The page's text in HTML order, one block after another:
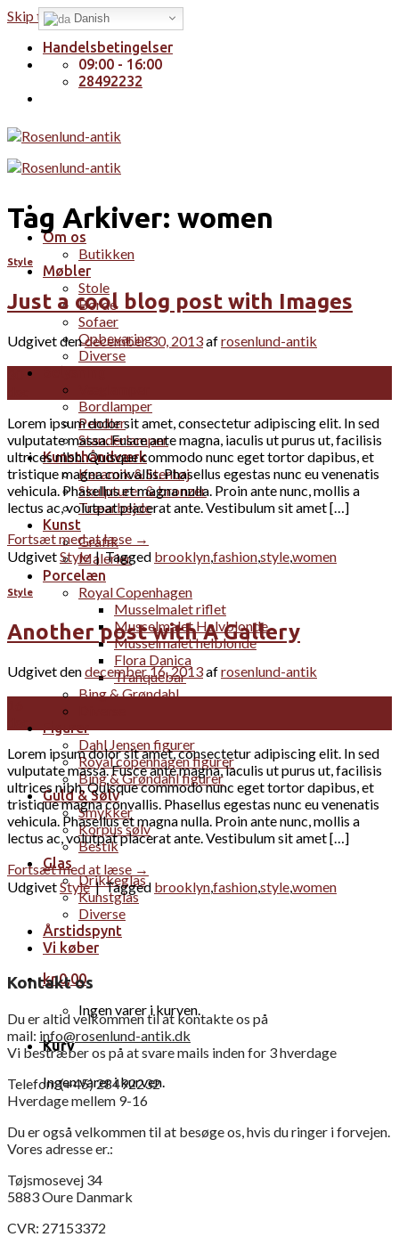
Skip to content
Handelsbetingelser
09:00 - 16:00
28492232
Om os
Butikken
Møbler
Stole
Borde
Sofaer
Opbevaring
Diverse
Bordlamper
Pendler
Standerlamper
Kunsthåndværk
Keramik & Stentøj
Skulpturer & bronzer
Træarbejde
Kunst
Grafik
Malerier
Porcelæn
Royal Copenhagen
Musselmalet riflet
Musselmalet Halvblonde
Musselmalet helblonde
Flora Danica
Tranquebar
Bing & Grøndahl
Figurer
Dahl Jensen figurer
Royal copenhagen figurer
Bing & Grøndahl figurer
Guld & Sølv
Smykker
Korpus sølv
Bestik
Glas
Drikkeglas
Kunstglas
Diverse
Årstidspynt
Vi køber
kr.0,00
Ingen varer i kurven.
Kurv
Ingen varer i kurven.
Tag Arkiver: women
Style
Just a cool blog post with Images
Udgivet dendecember 30, 2013afrosenlund-antik
Lorem ipsum dolor sit amet, consectetur adipiscing elit. In sed
vulputate massa. Fusce ante magna, iaculis ut purus ut, facilisis
ultrices nibh. Quisque commodo nunc eget tortor dapibus, et
tristique magna convallis. Phasellus egestas nunc eu venenatis
vehicula. Phasellus et magna nulla. Proin ante nunc, mollis a
lectus ac, volutpat placerat ante. Vestibulum sit amet […]
Fortsæt med at læse →
UdgivetStyle |Tagged brooklyn,fashion,style,women
Style
Another post with A Gallery
Udgivet dendecember 16, 2013afrosenlund-antik
Lorem ipsum dolor sit amet, consectetur adipiscing elit. In sed
vulputate massa. Fusce ante magna, iaculis ut purus ut, facilisis
ultrices nibh. Quisque commodo nunc eget tortor dapibus, et
tristique magna convallis. Phasellus egestas nunc eu venenatis
vehicula. Phasellus et magna nulla. Proin ante nunc, mollis a
lectus ac, volutpat placerat ante. Vestibulum sit amet […]
Fortsæt med at læse →
UdgivetStyle|Tagged brooklyn,fashion,style,women
Kontakt os
Du er altid velkommen til at kontakte os på
mail: info@rosenlund-antik.dk
Vi bestræber os på at svare mails inden for 3 hverdage
Telefon: (+45) 28492232
Hverdage mellem 9-16
Du er også velkommen til at besøge os, hvis du ringer i forvejen.
Vores adresse er.:
Tøjsmosevej 34
5883 Oure Danmark
CVR: 27153372
Danish